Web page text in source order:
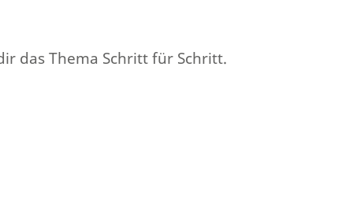
das Thema Schritt für Schritt.